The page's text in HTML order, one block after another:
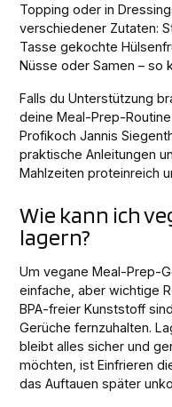
Topping oder in
verschiedener Zutaten:
Tasse gekochte
Nüsse oder Samen – so
Falls du Unterstützung
deine Meal-Prep-
Profikoch Jannis
praktische Anleitungen
Mahlzeiten proteinreich
Wie kann ich
lagern?
Um vegane Meal-Prep-
einfache, aber wichtige
BPA-freier Kunststoff
Gerüche fernzuhalten.
bleibt alles sicher und
möchten, ist Einfrieren
das Auftauen später